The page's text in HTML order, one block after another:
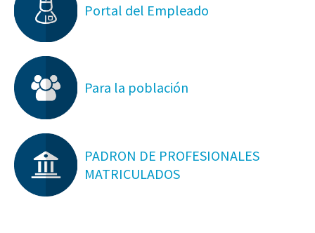
Portal del Empleado
Para la población
PADRON DE PROFESIONALES
MATRICULADOS